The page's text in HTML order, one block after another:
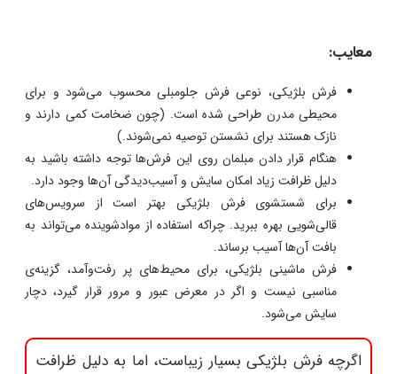
معایب:
فرش بلژیکی، نوعی فرش جلومبلی محسوب می‌شود و برای
محیطی مدرن طراحی شده است. (چون ضخامت کمی دارند و
نازک هستند برای نشستن توصیه نمی‌شوند.)
هنگام قرار دادن مبلمان روی این فرش‌ها توجه داشته باشید به
دلیل ظرافت زیاد امکان سایش و آسیب‌دیدگی آن‌ها وجود دارد.
برای شستشوی فرش بلژیکی بهتر است از سرویس‌های
قالی‌شویی بهره ببرید. چراکه استفاده از موادشوینده‌ می‌تواند به
بافت آن‌ها آسیب برساند.
فرش ماشینی بلژیکی، برای محیط‌های پر رفت‌وآمد، گزینه‌ی
مناسبی نیست و اگر در معرض عبور و مرور قرار گیرد، دچار
سایش می‌شود.
اگرچه فرش بلژیکی بسیار زیباست، اما به دلیل ظرافت